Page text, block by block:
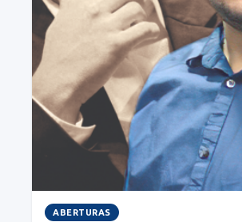
ABERTURAS